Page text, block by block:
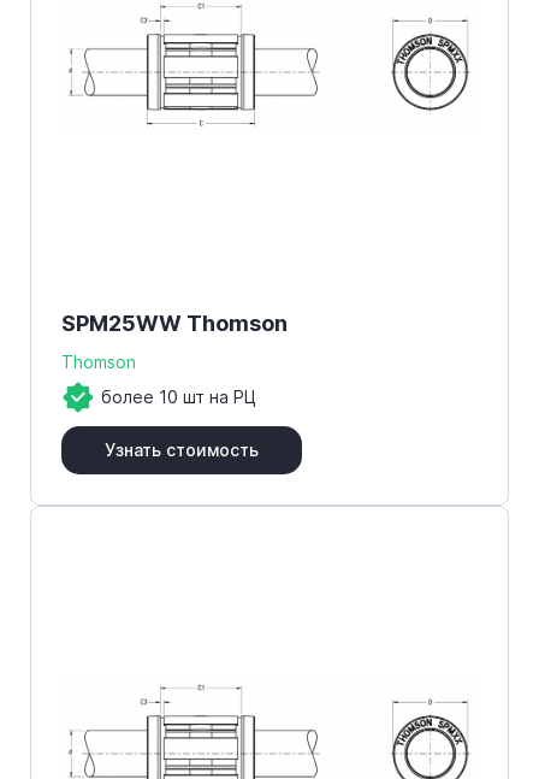
SPM25WW Thomson
Thomson
более 10 шт на РЦ
Узнать стоимость